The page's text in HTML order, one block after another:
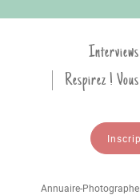
Respirez !
Annuaire-